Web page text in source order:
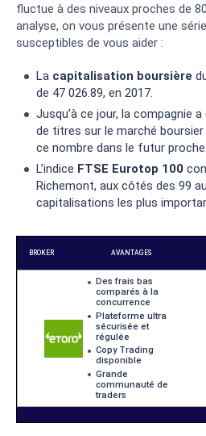
fluctue à des niveaux proches de
analyse, on vous présente une
susceptibles de vous aider :
La capitalisation boursière
de 47 026.89, en 2017.
Jusqu’à ce jour, la compagnie
de titres sur le marché
ce nombre dans le futur proche.
L’indice FTSE Eurotop 100
Richemont, aux côtés des 99
capitalisations les plus